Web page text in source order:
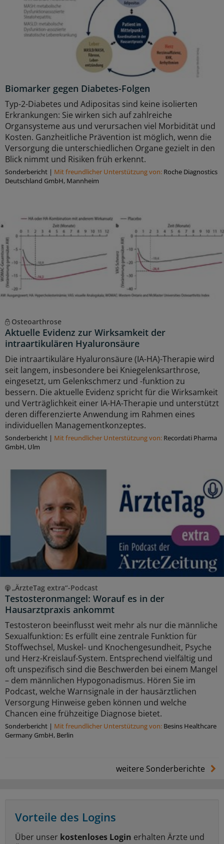
Biomarker gegen Diabetes-Folgen
Typ-2-Diabetes und Adipositas sind keine isolierten
Erkrankungen: Sie wirken sich auf zahlreiche
Organsysteme aus und verursachen viel Morbidität und
Kosten. Ganzheitliche Prävention ist möglich, wenn die
Versorgung die unterschiedlichen Organe gezielt in den
Blick nimmt und Risiken früh erkennt.
Sonderbericht | Mit freundlicher Unterstützung von: Roche Diagnostics
Deutschland GmbH, Mannheim
Osteoarthrose
Aktuelle Evidenz zur Wirksamkeit der
intraartikulären Hyaluronsäure
Die intraartikuläre Hyaluronsäure (IA-HA)-Therapie wird
seit langem, insbesondere bei Kniegelenksarthrose,
eingesetzt, um Gelenkschmerz und -funktion zu
bessern. Die aktuelle Evidenz spricht für die Wirksamkeit
und Verträglichkeit einer IA-HA-Therapie und unterstützt
deren differenzierte Anwendung im Rahmen eines
individuellen Managementkonzeptes.
Sonderbericht | Mit freundlicher Unterstützung von: Recordati Pharma
GmbH, Ulm
„ÄrzteTag extra“-Podcast
Testosteronmangel: Worauf es in der
Hausarztpraxis ankommt
Testosteron beeinflusst weit mehr als nur die männliche
Sexualfunktion: Es erfüllt eine zentrale Funktion für
Stoffwechsel, Muskel- und Knochengesundheit, Psyche
und Herz-Kreislauf-System. Entsprechend vielfältig und
oft unspezifisch sind die Beschwerden bei einem Mangel
– dem männlichen Hypogonadismus. Hören Sie im
Podcast, welche Warnsignale in der hausärztlichen
Versorgung Hinweise geben können und welche
Chancen eine frühzeitige Diagnose bietet.
Sonderbericht | Mit freundlicher Unterstützung von: Besins Healthcare
Germany GmbH, Berlin
weitere Sonderberichte
Vorteile des Logins
Über unser kostenloses Login erhalten Ärzte und